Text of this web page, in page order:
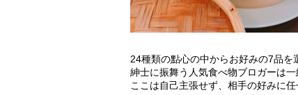
24種類の點心の中からお好みの7品を
紳士に振舞う人気食べ物ブロガーは
ここは自己主張せず、相手の好みに任